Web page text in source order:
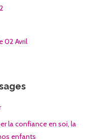
02 Avril
la confiance en soi, la
enfants